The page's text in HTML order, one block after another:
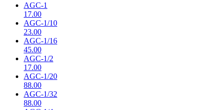
AGC-1
17.00
AGC-1/10
23.00
AGC-1/16
45.00
AGC-1/2
17.00
AGC-1/20
88.00
AGC-1/32
88.00